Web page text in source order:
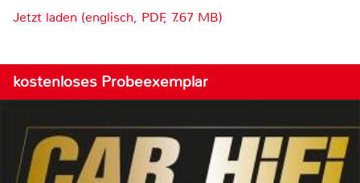
Jetzt laden (englisch, PDF, 7.67 MB)
kostenloses Probeexemplar